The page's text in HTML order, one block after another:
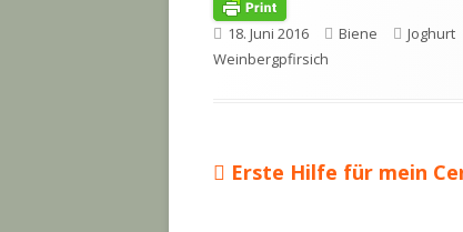
Veröffentlicht
am
18. Juni 2016 Autor
Biene Joghurt
Weinbergpfirsich
Vorheriger
Erste Hilfe für mein